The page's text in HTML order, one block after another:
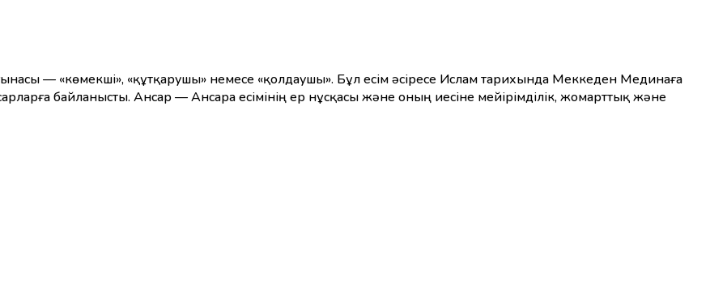
байланысты. Ансар — Ансара есімінің ер нұсқасы және оның иесіне мейірімділік, жомарттық және